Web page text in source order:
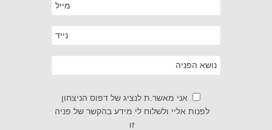
אני מאשר.ת לנציג של דפוס הניצחון
לפנות אליי ולשלוח לי מידע בהקשר של פניה
זו